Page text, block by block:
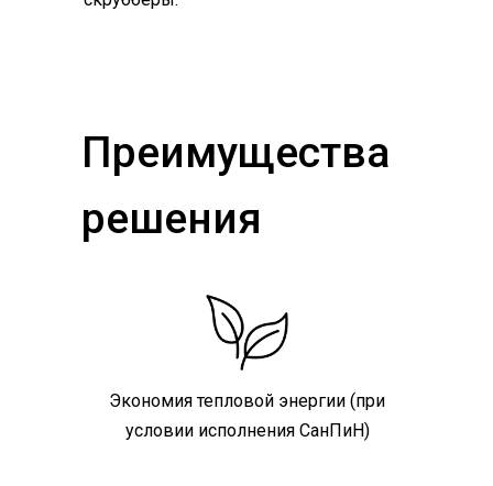
Преимущества
решения
Экономия тепловой энергии (при
условии исполнения СанПиН)